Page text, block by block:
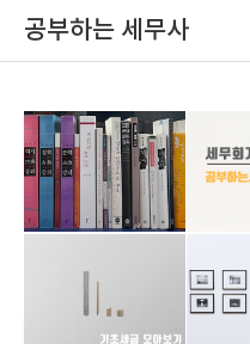
공부하는 세무사